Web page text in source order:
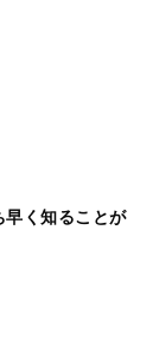
早く知ることが